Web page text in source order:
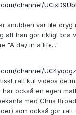
channel/
snubben var lite dryg
att han gör riktigt bra
"A day in a life..."
channel/
rätt kul videos de
har också en egen
med Chris
som också gör rätt